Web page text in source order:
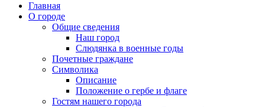
Главная
О городе
Общие сведения
Наш город
Слюдянка в военные годы
Почетные граждане
Символика
Описание
Положение о гербе и флаге
Гостям нашего города